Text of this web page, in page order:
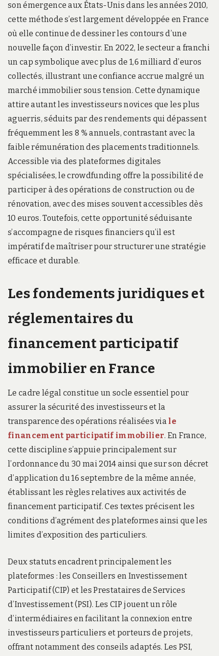
son émergence aux États-Unis dans les années 2010,
cette méthode s’est largement développée en France
où elle continue de dessiner les contours d’une
nouvelle façon d’investir. En 2022, le secteur a franchi
un cap symbolique avec plus de 1,6 milliard d’euros
collectés, illustrant une confiance accrue malgré un
marché immobilier sous tension. Cette dynamique
attire autant les investisseurs novices que les plus
aguerris, séduits par des rendements qui dépassent
fréquemment les 8 % annuels, contrastant avec la
faible rémunération des placements traditionnels.
Accessible via des plateformes digitales
spécialisées, le crowdfunding offre la possibilité de
participer à des opérations de construction ou de
rénovation, avec des mises souvent accessibles dès
10 euros. Toutefois, cette opportunité séduisante
s’accompagne de risques financiers qu’il est
impératif de maîtriser pour structurer une stratégie
efficace et durable.
Les fondements juridiques et
réglementaires du
financement participatif
immobilier en France
Le cadre légal constitue un socle essentiel pour
assurer la sécurité des investisseurs et la
transparence des opérations réalisées via le
financement participatif immobilier. En France,
cette discipline s’appuie principalement sur
l’ordonnance du 30 mai 2014 ainsi que sur son décret
d’application du 16 septembre de la même année,
établissant les règles relatives aux activités de
financement participatif. Ces textes précisent les
conditions d’agrément des plateformes ainsi que les
limites d’exposition des particuliers.
Deux statuts encadrent principalement les
plateformes : les Conseillers en Investissement
Participatif (CIP) et les Prestataires de Services
d’Investissement (PSI). Les CIP jouent un rôle
d’intermédiaires en facilitant la connexion entre
investisseurs particuliers et porteurs de projets,
offrant notamment des conseils adaptés. Les PSI,